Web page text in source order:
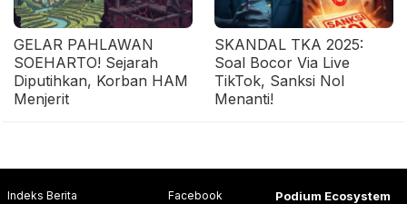
GELAR PAHLAWAN
SOEHARTO! Sejarah
Diputihkan, Korban HAM
Menjerit
SKANDAL TKA 2025:
Soal Bocor Via Live
TikTok, Sanksi Nol
Menanti!
Indeks Berita
Facebook
Podium Ecosystem